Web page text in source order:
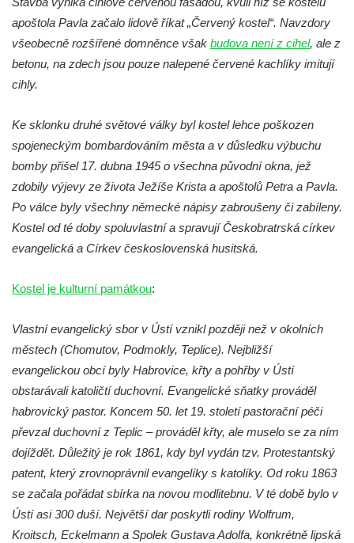
Herodesa
Křížová cesta Římov – XV. kaple – Malý
Pilát
Křížová cesta Římov – XIII. kaple – U
Annáše (U Kaifáše)
Křížová cesta Římov – XI. kaple – Ježíš
haněn a tupen
Cedronu
chromého žida
Křížová cesta Římov – VIII. kaple – Kristus
svázán a ze zahrady vyhnán
Křížová cesta Římov – VII. kaple – Políbení
Jidášovo
Křížová cesta Římov – VI. kaple – Olivetská
hora (Getsemanská zahrada)
Křížová cesta Římov – V. kaple – Smutná
duše
Křížová cesta Římov – IV. kaple – Pustá ves
apoštola Pavla začalo lidově říkat „Červený kostel“. Navzdory
všeobecně rozšířené domněnce však budova není z cihel, ale z
betonu, na zdech jsou pouze nalepené červené kachlíky imitují
cihly.
Ke sklonku druhé světové války byl kostel lehce poškozen
spojeneckým bombardováním města a v důsledku výbuchu
bomby přišel 17. dubna 1945 o všechna původní okna, jež
zdobily výjevy ze života Ježíše Krista a apoštolů Petra a Pavla.
Po válce byly všechny německé nápisy zabroušeny či zabíleny.
Kostel od té doby spoluvlastní a spravují Českobratrská církev
evangelická a Církev československá husitská.
Kostel je kulturní památkou:
Vlastní evangelický sbor v Ústí vznikl později než v okolních
městech (Chomutov, Podmokly, Teplice). Nejbližší
evangelickou obcí byly Habrovice, křty a pohřby v Ústí
obstarávali katoličtí duchovní. Evangelické sňatky prováděl
habrovický pastor. Koncem 50. let 19. století pastorační péči
převzal duchovní z Teplic – prováděl křty, ale muselo se za ním
dojíždět. Důležitý je rok 1861, kdy byl vydán tzv. Protestantský
patent, který zrovnoprávnil evangelíky s katolíky. Od roku 1863
se začala pořádat sbírka na novou modlitebnu. V té době bylo v
Ústí asi 300 duší. Největší dar poskytli rodiny Wolfrum,
Kroitsch, Eckelmann a Spolek Gustava Adolfa, konkrétně lipská